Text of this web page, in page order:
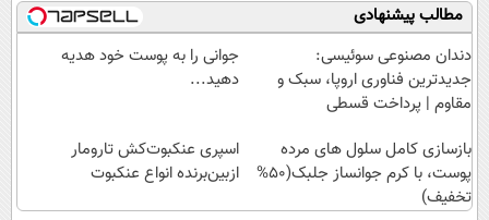
مطالب پیشنهادی
دندان مصنوعی سوئیسی:
جدیدترین فناوری اروپا، سبک و
مقاوم | پرداخت قسطی
جوانی را به پوست خود هدیه
دهید...
بازسازی کامل سلول های مرده
پوست، با کرم جوانساز جلبک(50%
تخفیف)
اسپری عنکبوت‌‌کش تارومار
ازبین‌برنده انواع عنکبوت